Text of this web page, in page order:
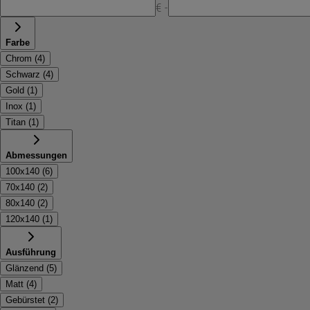
€ -
Farbe
Chrom (4)
Schwarz (4)
Gold (1 )
Inox (1 )
Titan (1 )
Abmessungen
100x140 (6)
70x140 (2)
80x140 (2)
120x140 (1 )
Ausführung
Glänzend (5)
Matt (4)
Gebürstet (2)